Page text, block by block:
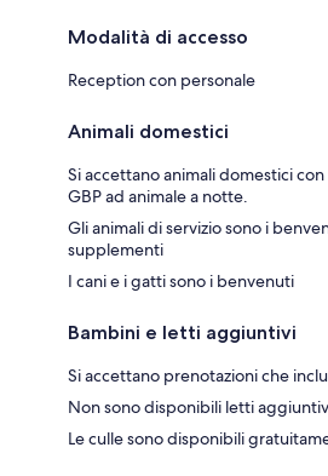
Modalità di accesso
Reception con personale
Animali domestici
Si accettano animali domestici
GBP ad animale a notte.
Gli animali di servizio sono i
supplementi
I cani e i gatti sono i benvenuti
Bambini e letti aggiuntivi
Si accettano prenotazioni che
Non sono disponibili letti
Le culle sono disponibili